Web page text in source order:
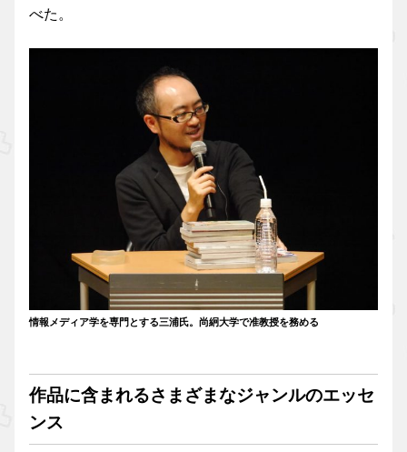
べた。
情報メディア学を専門とする三浦氏。尚絅大学で准教授を務める
作品に含まれるさまざまなジャンルのエッセ
ンス